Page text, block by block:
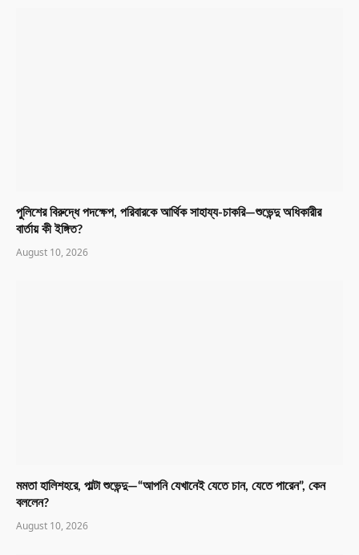
পুলিশের বিরুদ্ধে পদক্ষেপ, পরিবারকে আর্থিক সাহায্য-চাকরি—শুভেন্দু অধিকারীর
বার্তায় কী ইঙ্গিত?
August 10, 2026
মমতা হালিশহরে, পাল্টা শুভেন্দু—“আপনি যেখানেই যেতে চান, যেতে পারেন”, কেন
বললেন?
August 10, 2026